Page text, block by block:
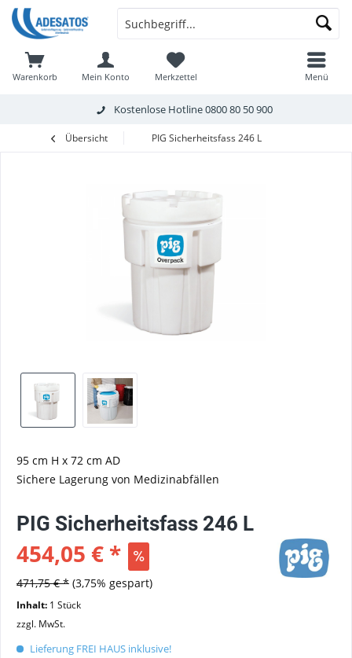
Kostenlose Hotline0800 80 50 900
Warenkorb Merkzettel
Mein Konto Menü
Übersicht PIG Sicherheitsfass 246 L
95 cm H x 72 cm AD
Sichere Lagerung von Medizinabfällen
PIG Sicherheitsfass 246 L
454,05 € *
471,75 € * (3,75% gespart)
Inhalt: 1 Stück
zzgl. MwSt.
Lieferung FREI HAUS inklusive!